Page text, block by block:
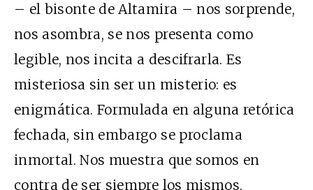
– el bisonte de Altamira – nos sorprende,
nos asombra, se nos presenta como
legible, nos incita a descifrarla. Es
misteriosa sin ser un misterio: es
enigmática. Formulada en alguna retórica
fechada, sin embargo se proclama
inmortal. Nos muestra que somos en
contra de ser siempre los mismos.